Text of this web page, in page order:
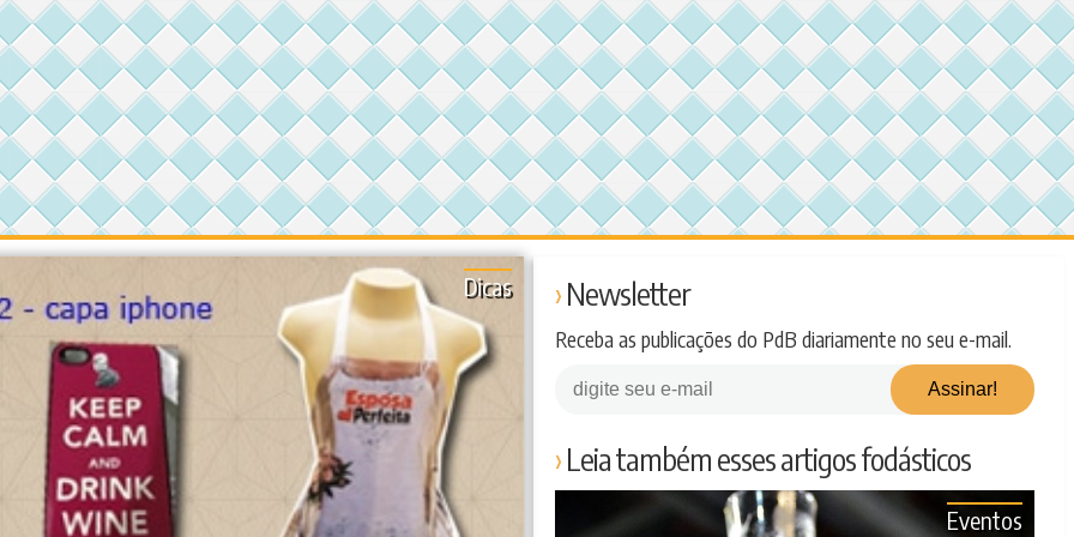
Dicas Newsletter
Receba as publicações do PdB diariamente no seu e-mail.
Leia também esses artigos fodásticos
Eventos